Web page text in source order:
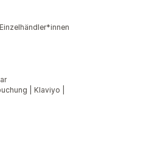
| Klaviyo |